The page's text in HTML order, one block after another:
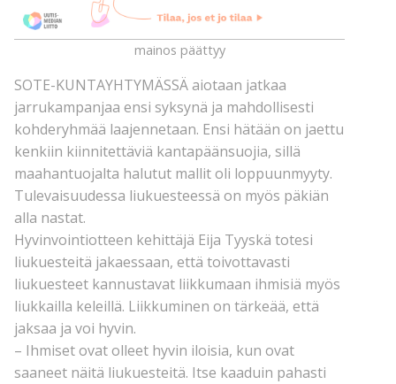
mainos päättyy
SOTE-KUNTAYHTYMÄSSÄ aiotaan jatkaa
jarrukampanjaa ensi syksynä ja mahdollisesti
kohderyhmää laajennetaan. Ensi hätään on jaettu
kenkiin kiinnitettäviä kantapäänsuojia, sillä
maahantuojalta halutut mallit oli loppuunmyyty.
Tulevaisuudessa liukuesteessä on myös päkiän
alla nastat.
Hyvinvointiotteen kehittäjä Eija Tyyskä totesi
liukuesteitä jakaessaan, että toivottavasti
liukuesteet kannustavat liikkumaan ihmisiä myös
liukkailla keleillä. Liikkuminen on tärkeää, että
jaksaa ja voi hyvin.
– Ihmiset ovat olleet hyvin iloisia, kun ovat
saaneet näitä liukuesteitä. Itse kaaduin pahasti